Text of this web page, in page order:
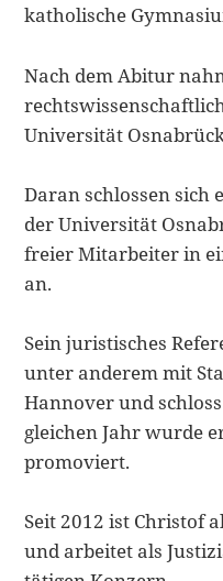
katholische
Nach dem Abitur
Universität
Daran schlossen sich
der Universität
freier Mitarbeiter in
an.
Sein juristisches
unter anderem mit
Hannover und
gleichen Jahr wurde
promoviert.
Seit 2012 ist Christof
und arbeitet als